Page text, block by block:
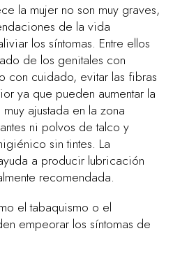
la mujer no son muy graves,
de la vida
los síntomas. Entre ellos
de los genitales con
con cuidado, evitar las fibras
ya que pueden aumentar la
ajustada en la zona
ni polvos de talco y
sin tintes. La
a producir lubricación
recomendada.
el tabaquismo o el
empeorar los síntomas de